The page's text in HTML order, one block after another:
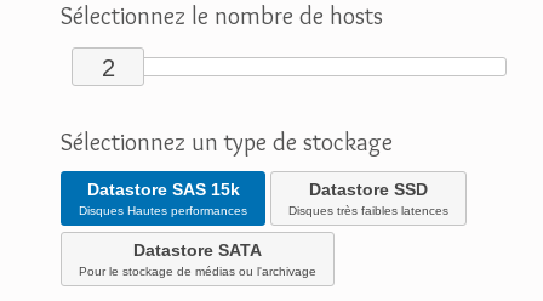
Sélectionnez le nombre de hosts
2
Sélectionnez un type de stockage
Datastore SAS 15k
Disques Hautes performances
Datastore SSD
Disques très faibles latences
Datastore SATA
Pour le stockage de médias ou l'archivage